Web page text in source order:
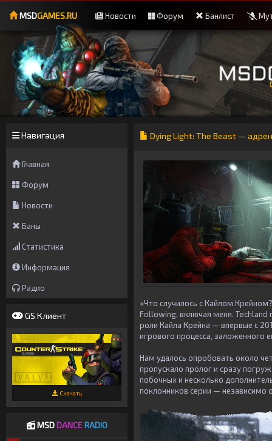
MSDGAMES.RU Новости Форум Банлист
Навигация
Главная
Форум
Новости
Баны
Статистика
Информация
Радио
GS Клиент
Скачать
MSDDANCE RADIO
Dying Light: The Beast —
«Что случилось с Кайлом
Following, включая меня. Techland
роли Кайла Крейна — впервые с
игрового процесса, заложенного
Нам удалось опробовать около
пропускало пролог и сразу
побочных и несколько
поклонников серии — независимо